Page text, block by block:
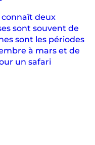
connaît deux
sont souvent de
sont les périodes
à mars et de
un safari